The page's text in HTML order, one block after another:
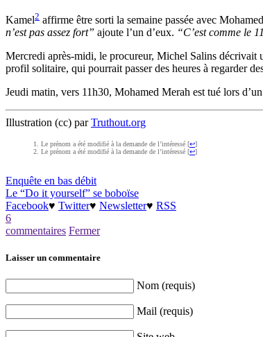
Kamel2 affirme être sorti la semaine passée avec
n’est pas assez fort” ajoute l’un d’eux. “C’est comme le
Mercredi après-midi, le procureur, Michel Salins décrivait
profil solitaire, qui pourrait passer des heures à regarder
Jeudi matin, vers 11h30, Mohamed Merah est tué lors
Illustration (cc) parTruthout.org
Le prénom a été modifié à la demande de l’intéressé [↩]
Le prénom a été modifié à la demande de l’intéressé [↩]
Enquête en bas débit
Le “Do it yourself” se boboïse
Facebook♥ Twitter♥ Newsletter♥ RSS
6
commentaires Fermer
Laisser un commentaire
Nom (requis)
Mail (requis)